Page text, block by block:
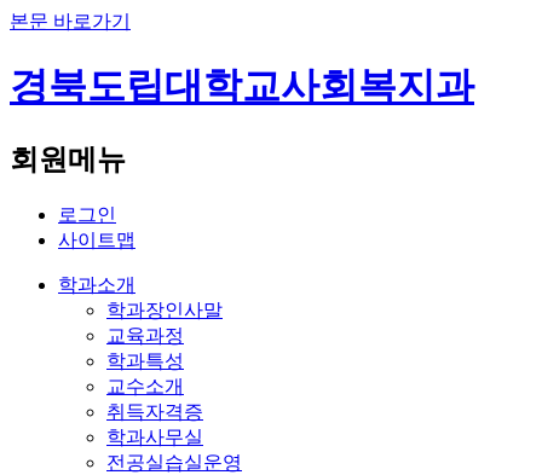
본문 바로가기
경북도립대학교사회복지과
회원메뉴
로그인
사이트맵
학과소개
학과장인사말
교육과정
학과특성
교수소개
취득자격증
학과사무실
전공실습실운영